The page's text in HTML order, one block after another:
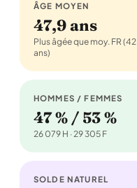
ÂGE MOYEN
47,9 ans
Plus âgée que moy. FR (42
ans)
HOMMES / FEMMES
47 % / 53 %
26 079 H · 29 305 F
SOLDE NATUREL